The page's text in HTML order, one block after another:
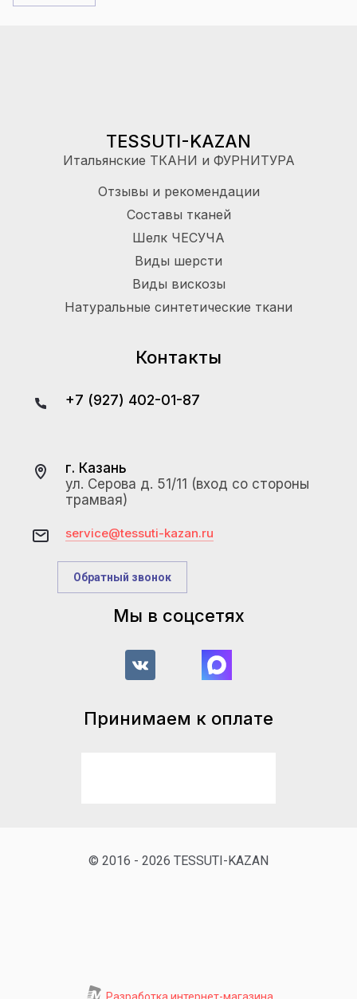
TESSUTI-KAZAN
Итальянские ТКАНИ и ФУРНИТУРА
Отзывы и рекомендации
Составы тканей
Шелк ЧЕСУЧА
Виды шерсти
Виды вискозы
Натуральные синтетические ткани
Контакты
+7 (927) 402-01-87
г. Казань
ул. Серова д. 51/11 (вход со стороны
трамвая)
service@tessuti-kazan.ru
Обратный звонок
Мы в соцсетях
Принимаем к оплате
© 2016 - 2026 TESSUTI-KAZAN
Разработка интернет-магазина